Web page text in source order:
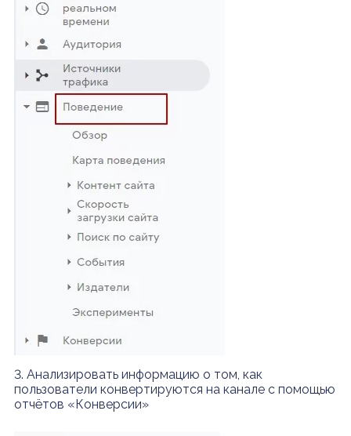
3. Анализировать информацию о том, как
пользователи конвертируются на канале с помощью
отчётов «Конверсии»